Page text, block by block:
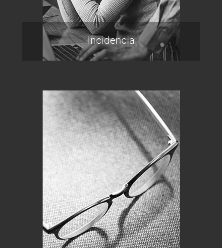
Incidencia